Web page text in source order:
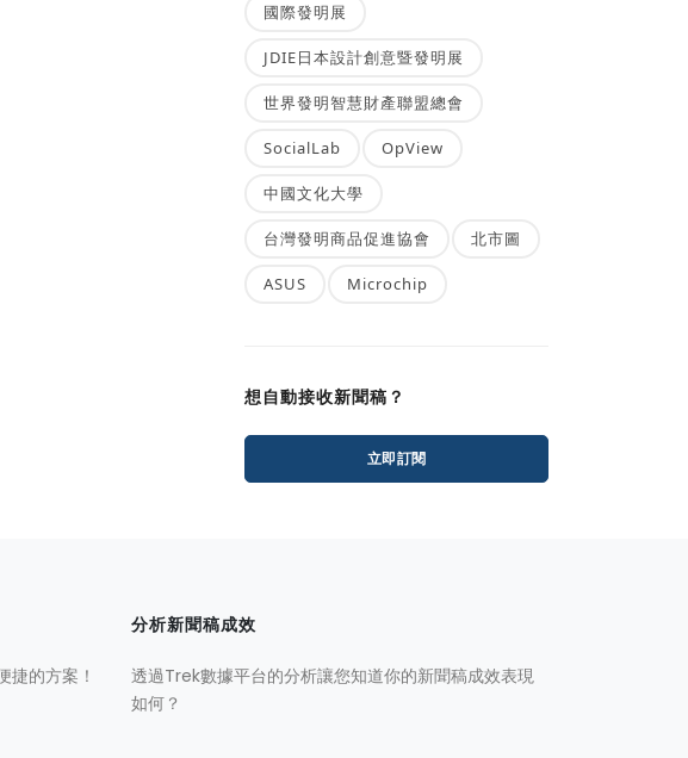
國際發明展
JDIE日本設計創意暨發明展
世界發明智慧財產聯盟總會
SocialLab OpView
中國文化大學
台灣發明商品促進協會 北市圖
ASUS Microchip
想自動接收新聞稿？
立即訂閱
捷的方案！
分析新聞稿成效
透過Trek數據平台的分析讓您知道你的新聞稿成效表現
如何？